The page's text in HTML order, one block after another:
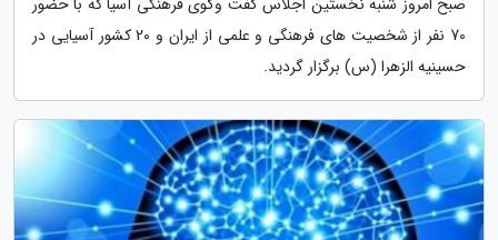
صبح امروز شنبه نخستین اجلاس گفت وگوی فرهنگی آسیا که با حضور
70 نفر از شخصیت های فرهنگی و علمی از ایران و 20 کشور آسیایی در
حسینیه الزهرا (س) برگزار گردید.